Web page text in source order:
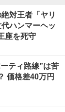
対王者「ヤリ
ハンマーヘッ
座を死守
ティ路線”は苦
価格差40万円